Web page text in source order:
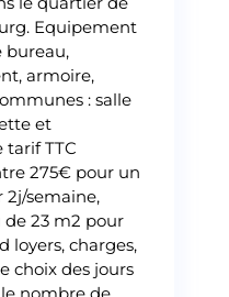
Equipement
bureau,
armoire,
: salle
et
tarif TTC
275€ pour un
2j/semaine,
23 m2 pour
loyers, charges,
choix des jours